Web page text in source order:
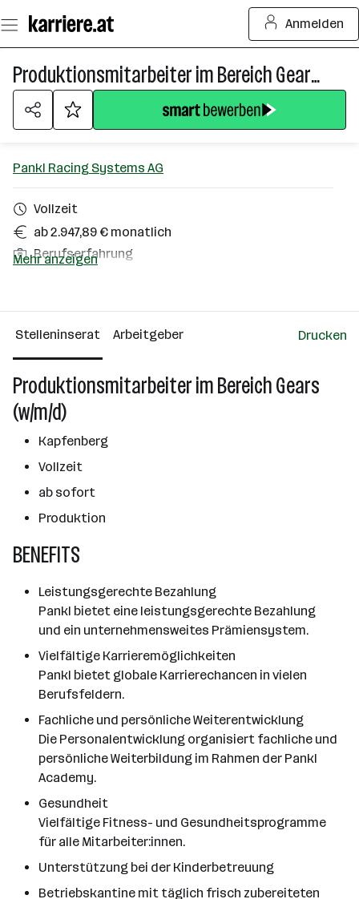
Seiteninhalt
springen
Anmelden
Produktionsmitarbeiter im Bereich Gears (w/m/d)
Pankl Racing Systems AG
Vollzeit
ab 2.947,89 € monatlich
Berufserfahrung
Über das Unternehmen
501+ Mitarbeiter*innen
Kapfenberg
Mehr anzeigen
Stelleninserat Arbeitgeber Drucken
Produktionsmitarbeiter im Bereich Gears
(w/m/d)
Kapfenberg
Vollzeit
ab sofort
Produktion
BENEFITS
Leistungsgerechte Bezahlung
Pankl bietet eine leistungsgerechte Bezahlung
und ein unternehmensweites Prämiensystem.
Vielfältige Karrieremöglichkeiten
Pankl bietet globale Karrierechancen in vielen
Berufsfeldern.
Fachliche und persönliche Weiterentwicklung
Die Personalentwicklung organisiert fachliche und
persönliche Weiterbildung im Rahmen der Pankl
Academy.
Gesundheit
Vielfältige Fitness- und Gesundheitsprogramme
für alle Mitarbeiter:innen.
Unterstützung bei der Kinderbetreuung
Betriebskantine mit täglich frisch zubereiteten